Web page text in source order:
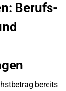
Berufs-
bereits